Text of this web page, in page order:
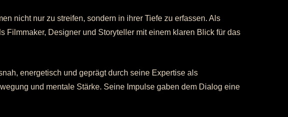
nicht nur zu streifen, sondern in ihrer Tiefe zu erfassen. Als
Filmmaker, Designer und Storyteller mit einem klaren Blick für das
energetisch und geprägt durch seine Expertise als
und mentale Stärke. Seine Impulse gaben dem Dialog eine